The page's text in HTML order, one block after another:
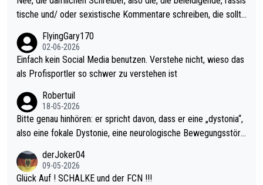
den Qualifier und ich glaube kaum, dass Mitchel sich das (in Ve
el hat.
tische und/ oder sexistische Kommentare schreiben, die sollte
s Leben in den Griff kriegen. Nur eins wundert mich: Luke Little
r war doch neulich erst derjenige, der über Social Media GvV p
rovoziert hat. Und Littlers Mutter schießt öfters mal gegen Ric
FlyingGary170
02-06-2026
Einfach kein Social Media benutzen. Verstehe nicht, wieso das
als Profisportler so schwer zu verstehen ist
Robertuil
18-05-2026
Bitte genau hinhören: er spricht davon, dass er eine „dystonia“,
also eine fokale Dystonie, eine neurologische Bewegungsstöru
erden, im Arm hat. Und, dass Medikamente ihm helfen! Ich glau
be immer noch, dass sehr viele der Dartits-Fälle fälschlich psy
derJoker04
09-05-2026
Glück Auf ! SCHALKE und der FCN !!!